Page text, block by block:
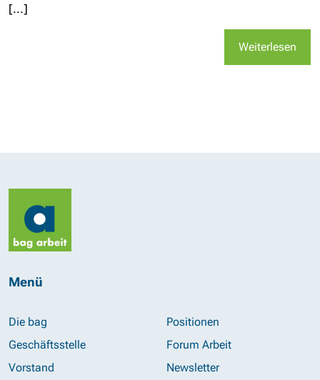
[...]
Weiterlesen
Menü
Die bag
Geschäftsstelle
Vorstand
Positionen
Forum Arbeit
Newsletter